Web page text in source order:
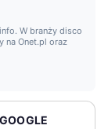
W branży disco
na Onet.pl oraz